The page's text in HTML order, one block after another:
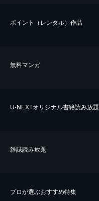
ポイント（レンタル）作品
無料マンガ
U-NEXTオリジナル書籍読み放題
雑誌読み放題
プロが選ぶおすすめ特集